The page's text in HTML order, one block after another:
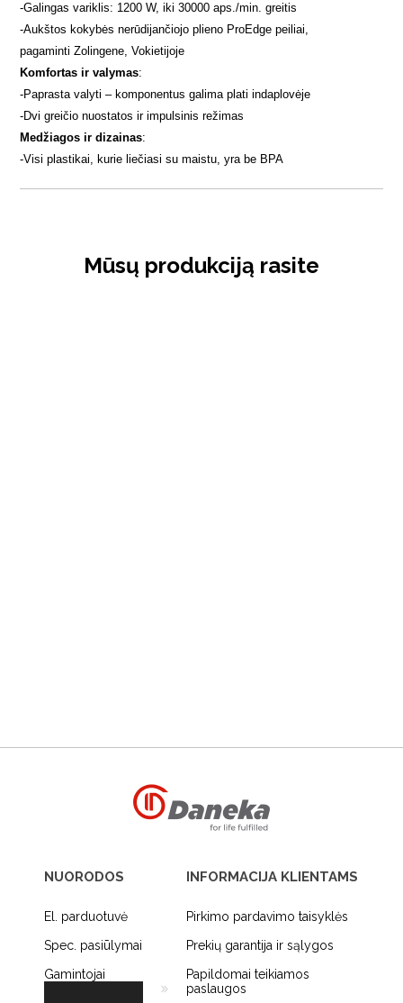
-Galingas variklis: 1200 W, iki 30000 aps./min. greitis
-Aukštos kokybės nerūdijančiojo plieno ProEdge peiliai,
pagaminti Zolingene, Vokietijoje
Komfortas ir valymas:
-Paprasta valyti – komponentus galima plati indaplovėje
-Dvi greičio nuostatos ir impulsinis režimas
Medžiagos ir dizainas:
-Visi plastikai, kurie liečiasi su maistu, yra be BPA
Mūsų produkciją rasite
NUORODOS
El. parduotuvė
Spec. pasiūlymai
Gamintojai
INFORMACIJA KLIENTAMS
Pirkimo pardavimo taisyklės
Prekių garantija ir sąlygos
Papildomai teikiamos
paslaugos